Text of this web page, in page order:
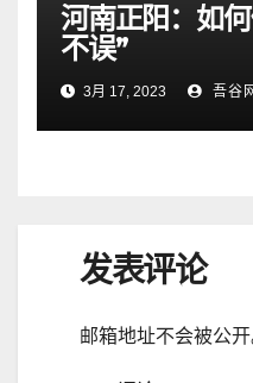
河南正阳：如
不误”
3月 17, 2023 吾谷
发表评论
邮箱地址不会被公开